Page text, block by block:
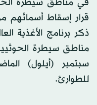
في مناطق سيطرة
قرار إسقاط أسمائهم
مناطق سيطرة
سبتمبر (أيلول)
للطوارئ.